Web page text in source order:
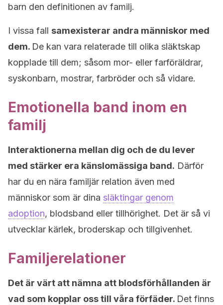
barn den definitionen av familj.
I vissa fall samexisterar andra människor med
dem. De kan vara relaterade till olika släktskap
kopplade till dem; såsom mor- eller farföräldrar,
syskonbarn, mostrar, farbröder och så vidare.
Emotionella band inom en
familj
Interaktionerna mellan dig och de du lever
med stärker era känslomässiga band. Därför
har du en nära familjär relation även med
människor som är dina släktingar genom
adoption, blodsband eller tillhörighet. Det är så vi
utvecklar kärlek, broderskap och tillgivenhet.
Familjerelationer
Det är värt att nämna att blodsförhållanden är
vad som kopplar oss till våra förfäder. Det finns